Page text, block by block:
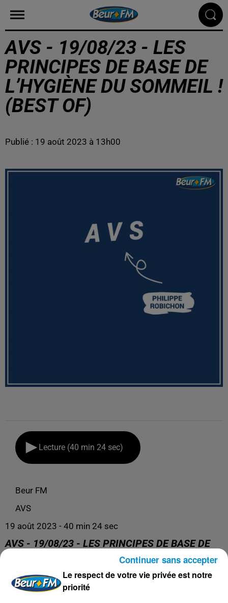
AVS - 19/08/23 - LES
PRINCIPES DE BASE DE
L’HYGIÈNE DU SOMMEIL !
(BEST OF)
Publié : 19 août 2023 à 13h00
Lecture (40 min 24 sec)
Beur FM
AVS
19 août 2023 - 40 min 24 sec
AVS - 19/08/23 - LES PRINCIPES DE BASE DE
L’HYGIÈNE DU SOMMEIL ! (BEST OF)
AVS
Le respect de votre vie privée est notre
priorité
Continuer sans accepter